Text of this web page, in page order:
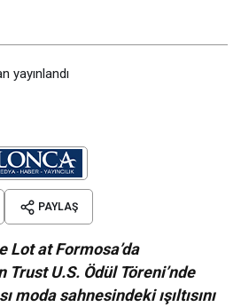
yayınlandı
PAYLAŞ
Lot at Formosa’da
U.S. Ödül Töreni’nde
moda sahnesindeki ışıltısını